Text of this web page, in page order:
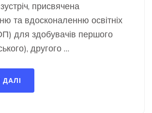
присвячена
та вдосконаленню освітніх
для здобувачів першого
другого …